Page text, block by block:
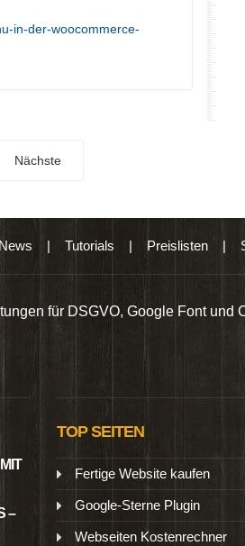
in-der-woocommerce-
Nächste
News | Tutorials | Preislisten|
für DSGVO, Google Font und
–
TOP SEITEN
Fertige Website kaufen
Google-Sterne Plugin
Webseiten Kostenrechner